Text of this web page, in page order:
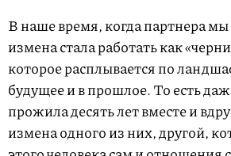
В наше время, когда партнера
измена стала работать как
которое расплывается по
будущее и в прошлое. То есть
прожила десять лет вместе и
измена одного из них, другой,